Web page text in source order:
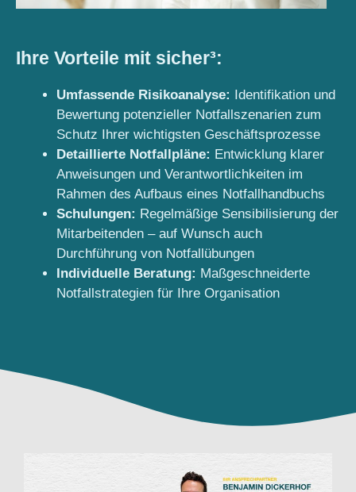
Ihre Vorteile mit sicher³:
Umfassende Risikoanalyse: Identifikation und
Bewertung potenzieller Notfallszenarien zum
Schutz Ihrer wichtigsten Geschäftsprozesse
Detaillierte Notfallpläne: Entwicklung klarer
Anweisungen und Verantwortlichkeiten im
Rahmen des Aufbaus eines Notfallhandbuchs
Schulungen: Regelmäßige Sensibilisierung der
Mitarbeitenden – auf Wunsch auch
Durchführung von Notfallübungen
Individuelle Beratung: Maßgeschneiderte
Notfallstrategien für Ihre Organisation